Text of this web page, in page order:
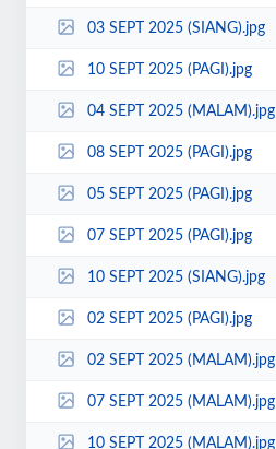
03 SEPT 2025 (SIANG).jpg
10 SEPT 2025 (PAGI).jpg
04 SEPT 2025 (MALAM).jpg
08 SEPT 2025 (PAGI).jpg
05 SEPT 2025 (PAGI).jpg
07 SEPT 2025 (PAGI).jpg
10 SEPT 2025 (SIANG).jpg
02 SEPT 2025 (PAGI).jpg
02 SEPT 2025 (MALAM).jpg
07 SEPT 2025 (MALAM).jpg
10 SEPT 2025 (MALAM).jpg